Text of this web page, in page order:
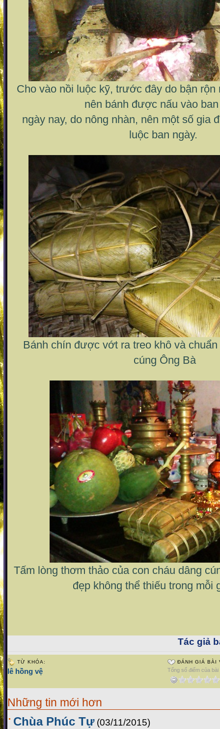
Cho vào nồi luộc kỹ, trước đây do bận rộn
nên bánh được nấu vào
ngày nay, do nông nhàn, nên một số gia
luộc ban ngày.
Bánh chín được vớt ra treo khô và
cúng Ông Bà
Tấm lòng thơm thảo của con cháu dâng
đẹp không thể thiếu trong mỗi
Tác giả
TỪ KHÓA:
lê hồng vệ
ĐÁNH GIÁ BÀI
Tổng số điểm của
Những tin mới hơn
Chùa Phúc Tự (03/11/2015)